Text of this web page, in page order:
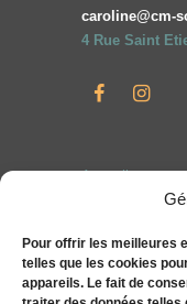
Pour offrir les meilleures
telles que les cookies
appareils. Le fait de
caroline@cm-
4 Rue Saint
Accueil
Entreprises
Compléments
Actualités